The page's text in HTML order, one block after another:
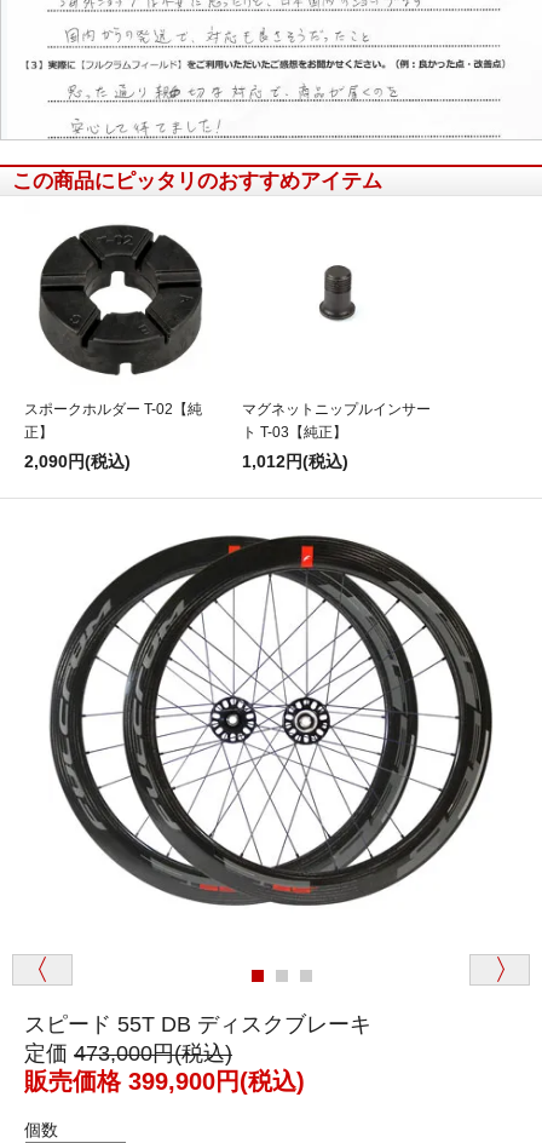
信頼できると思いました
この商品にピッタリのおすすめアイテム
スポークホルダー T-02【純
正】
2,090円(税込)
マグネットニップルインサー
ト T-03【純正】
1,012円(税込)
スピード 55T DB ディスクブレーキ
定価 473,000円(税込)
販売価格 399,900円(税込)
個数